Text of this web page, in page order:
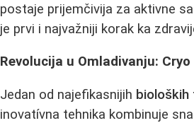
postaje prijemčivija za aktivne
je prvi i najvažniji korak ka
Revolucija u Omladivanju:
Jedan od najefikasnijih
inovatívna tehnika kombinuje